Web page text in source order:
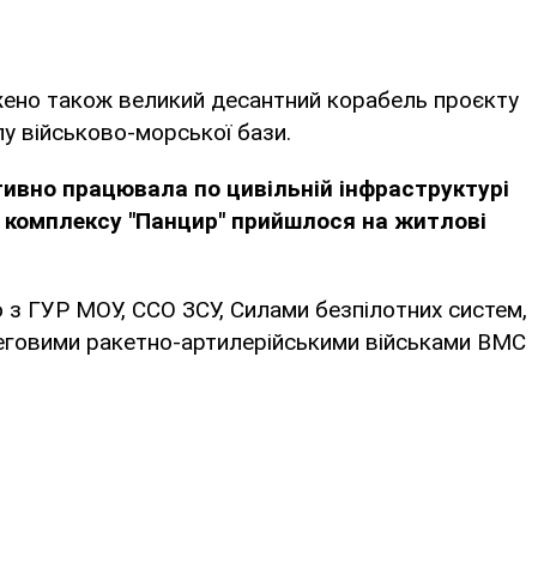
також великий десантний корабель проєкту
військово-морської бази.
працювала по цивільній інфраструктурі
"Панцир" прийшлося на житлові
ГУР МОУ, ССО ЗСУ, Силами безпілотних систем,
ракетно-артилерійськими військами ВМС